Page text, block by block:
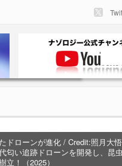
ドローンが進化 / Credit:照月大
匂い追跡ドローンを開発し、昆
立！（2025）